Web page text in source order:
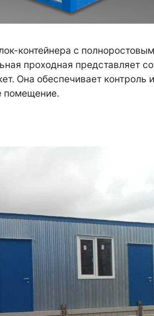
контейнера с
проходная представляет
Она обеспечивает контроль
помещение.